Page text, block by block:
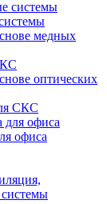
медных
оптических
СКС
офиса